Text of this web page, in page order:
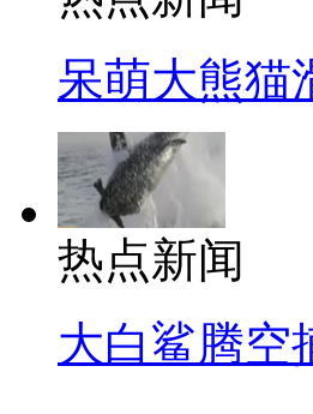
呆萌大熊猫
热点新闻
大白鲨腾空